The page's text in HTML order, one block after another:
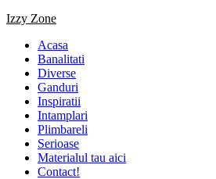
Primary
Izzy Zone
Acasa
Banalitati
Diverse
Ganduri
Inspiratii
Intamplari
Plimbareli
Serioase
Materialul tau aici
Contact!